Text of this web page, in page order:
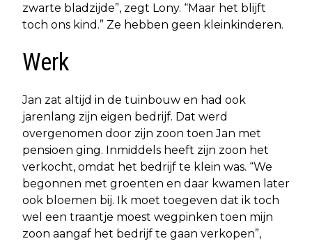
zwarte bladzijde”, zegt Lony. “Maar het blijft
toch ons kind.” Ze hebben geen kleinkinderen.
Werk
Jan zat altijd in de tuinbouw en had ook
jarenlang zijn eigen bedrijf. Dat werd
overgenomen door zijn zoon toen Jan met
pensioen ging. Inmiddels heeft zijn zoon het
verkocht, omdat het bedrijf te klein was. “We
begonnen met groenten en daar kwamen later
ook bloemen bij. Ik moet toegeven dat ik toch
wel een traantje moest wegpinken toen mijn
zoon aangaf het bedrijf te gaan verkopen”,